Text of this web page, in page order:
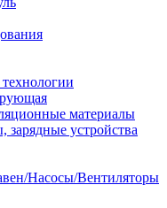
материалы
зарядные устройства
Насосы/Вентиляторы